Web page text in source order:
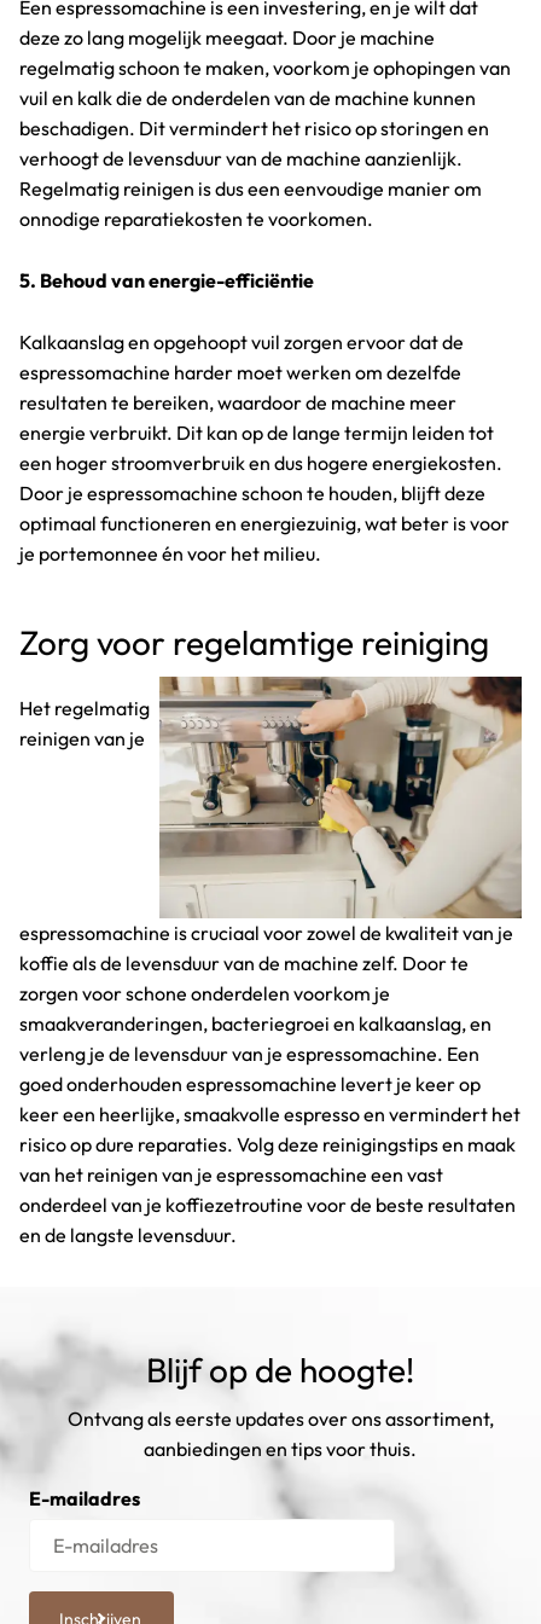
Een espressomachine is een investering, en je wilt dat
deze zo lang mogelijk meegaat. Door je machine
regelmatig schoon te maken, voorkom je ophopingen van
vuil en kalk die de onderdelen van de machine kunnen
beschadigen. Dit vermindert het risico op storingen en
verhoogt de levensduur van de machine aanzienlijk.
Regelmatig reinigen is dus een eenvoudige manier om
onnodige reparatiekosten te voorkomen.
5. Behoud van energie-efficiëntie
Kalkaanslag en opgehoopt vuil zorgen ervoor dat de
espressomachine harder moet werken om dezelfde
resultaten te bereiken, waardoor de machine meer
energie verbruikt. Dit kan op de lange termijn leiden tot
een hoger stroomverbruik en dus hogere energiekosten.
Door je espressomachine schoon te houden, blijft deze
optimaal functioneren en energiezuinig, wat beter is voor
je portemonnee én voor het milieu.
Zorg voor regelamtige reiniging
Het regelmatig
reinigen van je
espressomachine is cruciaal voor zowel de kwaliteit van je
koffie als de levensduur van de machine zelf. Door te
zorgen voor schone onderdelen voorkom je
smaakveranderingen, bacteriegroei en kalkaanslag, en
verleng je de levensduur van je espressomachine. Een
goed onderhouden espressomachine levert je keer op
keer een heerlijke, smaakvolle espresso en vermindert het
risico op dure reparaties. Volg deze reinigingstips en maak
van het reinigen van je espressomachine een vast
onderdeel van je koffiezetroutine voor de beste resultaten
en de langste levensduur.
Blijf op de hoogte!
Ontvang als eerste updates over ons assortiment,
aanbiedingen en tips voor thuis.
E-mailadres
Inschrijven